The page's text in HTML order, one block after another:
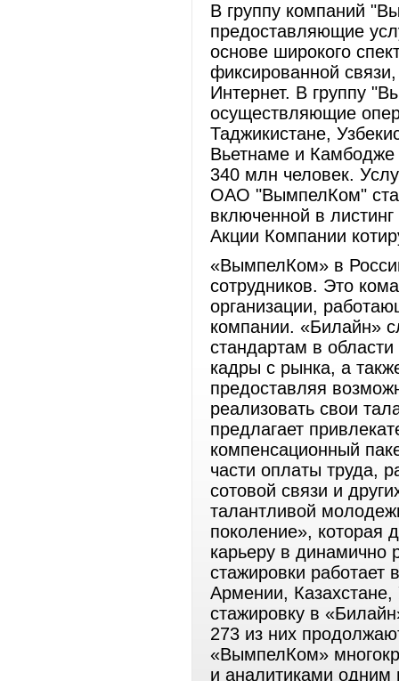
В группу компаний
предоставляющие
основе широкого
фиксированной
Интернет. В группу
осуществляющие
Таджикистане,
Вьетнаме и
340 млн человек.
ОАО "ВымпелКом"
включенной в
Акции Компании
«ВымпелКом» в
сотрудников. Это
организации,
компании. «Билайн»
стандартам в
кадры с рынка, а
предоставляя
реализовать свои
предлагает
компенсационный
части оплаты труда,
сотовой связи и
талантливой
поколение», которая
карьеру в
стажировки работает
Армении,
стажировку в
273 из них
«ВымпелКом»
и аналитиками одним